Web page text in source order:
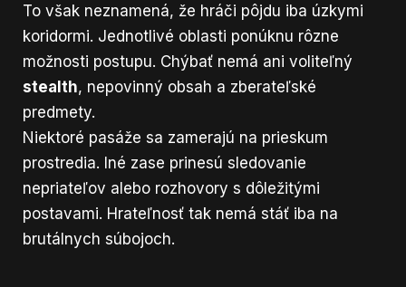
To však neznamená, že hráči pôjdu iba úzkymi
koridormi. Jednotlivé oblasti ponúknu rôzne
možnosti postupu. Chýbať nemá ani voliteľný
stealth, nepovinný obsah a zberateľské
predmety.
Niektoré pasáže sa zamerajú na prieskum
prostredia. Iné zase prinesú sledovanie
nepriateľov alebo rozhovory s dôležitými
postavami. Hrateľnosť tak nemá stáť iba na
brutálnych súbojoch.